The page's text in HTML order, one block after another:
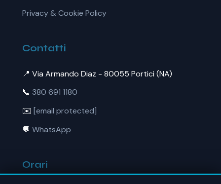
Privacy & Cookie Policy
Contatti
📍 Via Armando Diaz - 80055 Portici (NA)
📞 380 691 1180
✉️ [email protected]
💬 WhatsApp
Orari